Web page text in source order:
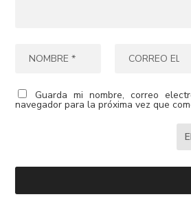
Guarda mi nombre, correo
navegador para la próxima vez que